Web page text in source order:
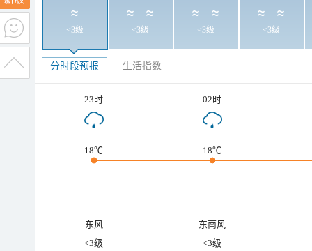
<3级 <3级 <3级 <3级
分时段预报 生活指数
23时 02时
18℃ 18℃
东风
东南风
<3级
<3级